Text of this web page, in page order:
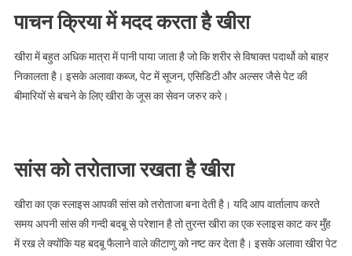
पाचन क्रिया में मदद करता है खीरा
खीरा में बहुत अधिक मात्रा में पानी पाया जाता है जो कि शरीर से विषाक्त पदार्थो को बाहर
निकालता है। इसके अलावा कब्ज, पेट में सूजन, एसिडिटी और अल्सर जैसे पेट की
बीमारियों से बचने के लिए खीरा के जूस का सेवन जरुर करे।
सांस को तरोताजा रखता है खीरा
खीरा का एक स्लाइस आपकी सांस को तरोताजा बना देती है। यदि आप वार्तालाप करते
समय अपनी सांस की गन्दी बदबू से परेशान है तो तुरन्त खीरा का एक स्लाइस काट कर मुँह
में रख ले क्योंकि यह बदबू फैलाने वाले कीटाणु को नष्ट कर देता है। इसके अलावा खीरा पेट